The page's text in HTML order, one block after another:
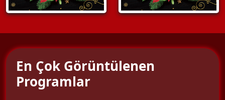
En Çok Görüntülenen
Programlar